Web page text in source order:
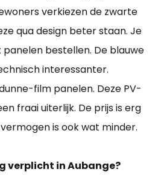
verkiezen de zwarte
qua design beter staan. Je
bestellen. De blauwe
interessanter.
film panelen. Deze PV-
fraai uiterlijk. De prijs is erg
is ook wat minder.
verplicht in Aubange?